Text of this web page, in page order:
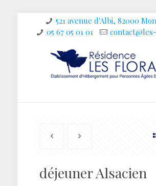
521 avenue d'Albi, 82000
05 67 05 01 01
déjeuner Alsacien